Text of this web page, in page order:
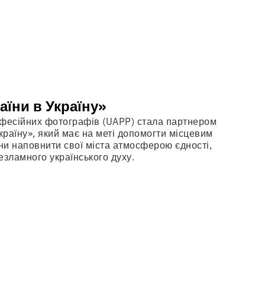
в Україну»
фотографів (UAPP) стала партнером
який має на меті допомогти місцевим
наповнити свої міста атмосферою єдності,
українського духу.